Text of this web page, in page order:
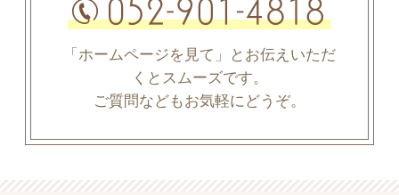
「ホームページを見て」とお伝えいただ
くとスムーズです。
ご質問などもお気軽にどうぞ。